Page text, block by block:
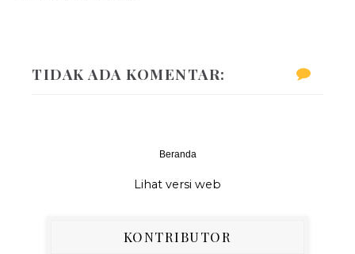
TIDAK ADA KOMENTAR:
Beranda
Lihat versi web
KONTRIBUTOR